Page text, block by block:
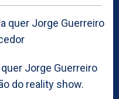
Jorge Guerreiro
do reality show.